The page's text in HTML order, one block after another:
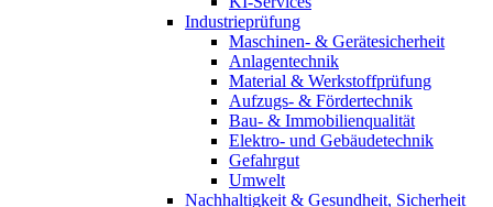
Industrieprüfung
Maschinen- & Gerätesicherheit
Anlagentechnik
Material & Werkstoffprüfung
Aufzugs- & Fördertechnik
Bau- & Immobilienqualität
Elektro- und Gebäudetechnik
Gefahrgut
Umwelt
Nachhaltigkeit & Gesundheit, Sicherheit